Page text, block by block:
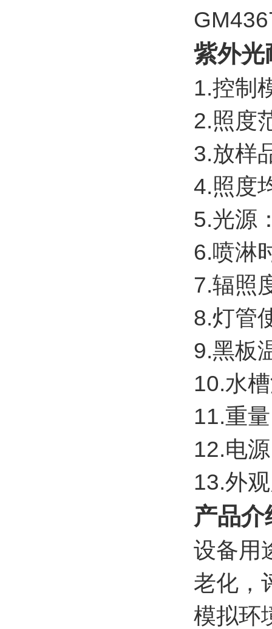
紫外光
1.控制
2.照度
3.放样
4.照度
5.光源
6.喷淋
7.辐照
8.灯管
9.黑板
10.水
11.重
12.电
13.外
产品介
设备用
老化，
模拟环